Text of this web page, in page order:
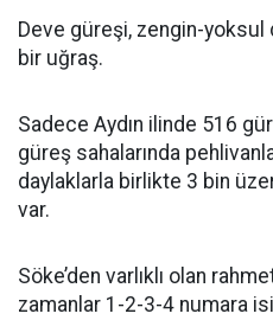
Deve güreşi, zengin-yoksul
bir uğraş.
Sadece Aydın ilinde 516
güreş sahalarında
daylaklarla birlikte 3 bin
var.
Söke’den varlıklı olan
zamanlar 1-2-3-4 numara